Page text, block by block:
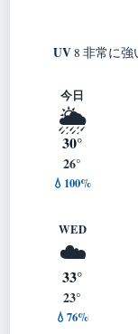
UV8 非常に強
今日
🌦️
30°
26°
💧100%
WED
☁️
33°
23°
💧76%